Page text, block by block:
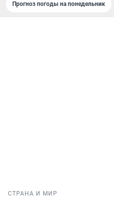
Прогноз погоды на понедельник
СТРАНА И МИР